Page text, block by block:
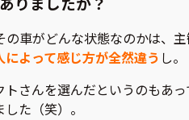
車がどんな状態なのかは、
よって感じ方が全然違う し。
さんを選んだというのもあ
た（笑）。